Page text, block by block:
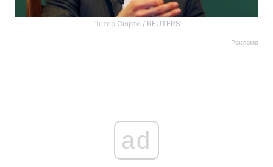
Петер Сіярто / REUTERS
Реклама
ad